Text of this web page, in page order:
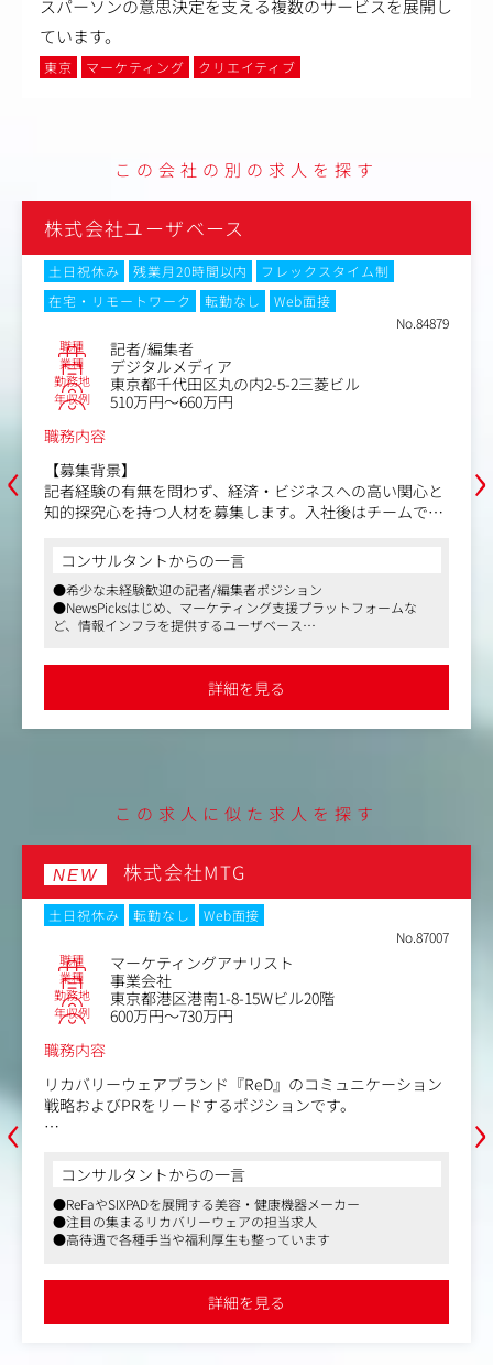
スパーソンの意思決定を支える複数のサービスを展開し
ています。
東京 マーケティング クリエイティブ
この会社の別の求人を探す
‹
高い関心と
チームでサ
ナルコンテ
実行までを
と多様で、
連携しなが
けて、自
できます。
ームな
株式会社ユーザベース
土日祝休み 残業月20時間以内
フレックスタイム
在宅・リモートワーク
転勤なし
職種
業種 デジタルメディア
勤務地 東京都千代田区丸の内2-5-2三菱ビル
年収例
500万円～750万円
NewsPicks Studiosは、2018年6月、株式会社ニ
クス(当時)と株式会社電通が業務提携を行い、両
によって設立された新会社です。5G時代にむけ
創出を目指しており、落合陽一×スペシャリス
来志向の極限対談コンテンツである「WEEKLY
Twitter上からのライブ配信による経済討論番組
ATE」などを配信しています。
・セールスと連携しクライアントニーズのヒア
ィードバック
※一度に担当する案件は平均5-6件ほどです
業務内容（変更の範囲）：会社の定める業務
コンサルタントからの一言
●「デザイン」を切り口に、従来メディアのカタチに
ことなく、経済情報をもっとわかりやすく、もっとお
そしてもっと刺激的なコンテンツを生み出し、今まで
かる、珍しいメディアです
●リモートOK・フルフレックス・副業OKで、柔軟な働
能です
›
この求人に似た求人を探す
‹
NEW 株式会社MTG
土日祝休み 転勤なし
Web面接
No.87007
職種 マーケティングアナリスト
業種 事業会社
勤務地 東京都港区港南1-8-15Wビル20階
年収例
600万円～730万円
職務内容
リカバリーウェアブランド『ReD』のコミュニケーション
戦略およびPRをリードするポジションです。
月で累計150万枚 を突破。
市場No.1ブランド を目指し、事業を拡大しております。
配属組織では、市場や顧客を深く理解し、ブランドの価値
を生活者へ届けることで、事業成長を牽引することをミッ
市場分析からコミュニケーション戦略の立案、広告・PR・
店頭販促・キャンペーンの企画運営まで、一貫してマーケ
コンサルタントからの一言
●ReFaやSIXPADを展開する美容・健康機器メーカー
●注目の集まるリカバリーウェアの担当求人
●高待遇で各種手当や福利厚生も整っています
詳細を見る
›